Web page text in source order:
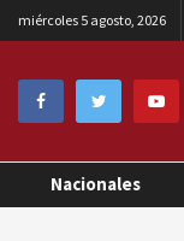
miércoles 5 agosto, 2026
Nacionales